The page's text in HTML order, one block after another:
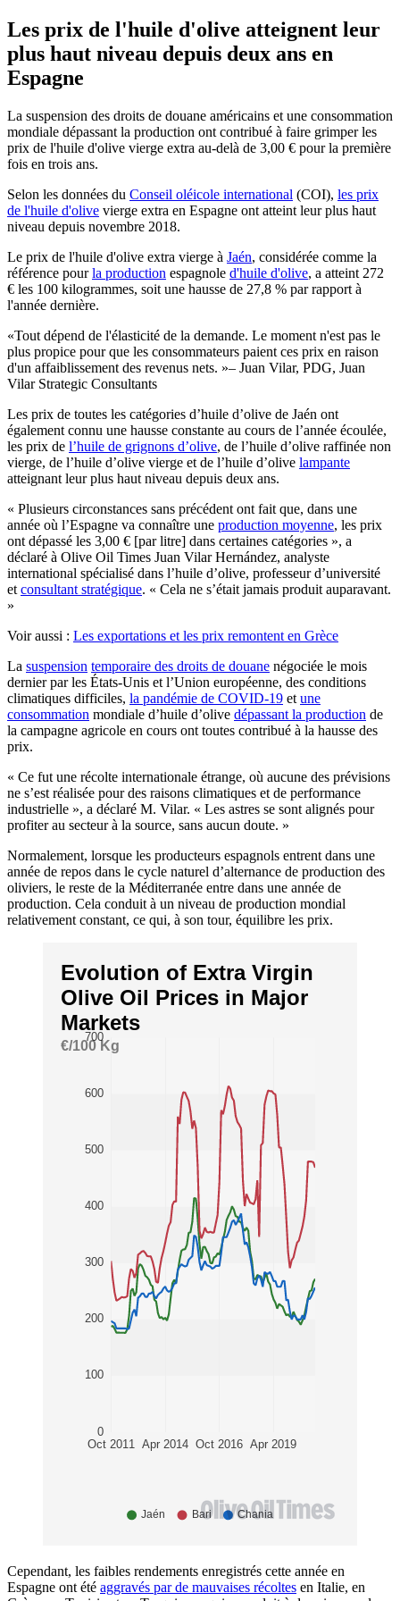
Les prix de l'huile d'olive atteignent leur
plus haut niveau depuis deux ans en
Espagne
La suspension des droits de douane américains et une consommation
mondiale dépassant la production ont contribué à faire grimper les
prix de l'huile d'olive vierge extra au-delà de 3,00 € pour la première
fois en trois ans.
Selon les données du Conseil oléicole international (COI), les prix
de l'huile d'olive vierge extra en Espagne ont atteint leur plus haut
niveau depuis novembre 2018.
Le prix de l'huile d'olive extra vierge à Jaén, considérée comme la
référence pourla production espagnole d'huile d'olive, a atteint 272
€ les 100 kilogrammes, soit une hausse de 27,8 % par rapport à
l'année dernière.
Tout dépend de l'élasticité de la demande. Le moment n'est pas le
plus propice pour que les consommateurs paient ces prix en raison
d'un affaiblissement des revenus nets.
– Juan Vilar, PDG, Juan
Vilar Strategic Consultants
Les prix de toutes les catégories d’huile d’olive de Jaén ont
également connu une hausse constante au cours de l’année écoulée,
les prix de l’huile de grignons d’olive, de l’huile d’olive raffinée non
vierge, de l’huile d’olive vierge et de l’huile d’olive lampante
atteignant leur plus haut niveau depuis deux ans.
« Plusieurs circonstances sans précédent ont fait que, dans une
année où l’Espagne va connaître une production moyenne, les prix
ont dépassé les 3,00 € [par litre] dans certaines catégories », a
déclaré à Olive Oil Times Juan Vilar Hernández, analyste
international spécialisé dans l’huile d’olive, professeur d’université
et consultant stratégique. « Cela ne s’était jamais produit auparavant.
»
Voir aussi : Les exportations et les prix remontent en Grèce
La suspension temporaire des droits de douane négociée le mois
dernier par les États-Unis et l’Union européenne, des conditions
climatiques difficiles, la pandémie de COVID-19 et une
consommation mondiale d’huile d’olive dépassant la production de
la campagne agricole en cours ont toutes contribué à la hausse des
prix.
« Ce fut une récolte internationale étrange, où aucune des prévisions
ne s’est réalisée pour des raisons climatiques et de performance
industrielle », a déclaré M. Vilar. « Les astres se sont alignés pour
profiter au secteur à la source, sans aucun doute. »
Normalement, lorsque les producteurs espagnols entrent dans une
année de repos dans le cycle naturel d’alternance de production des
oliviers, le reste de la Méditerranée entre dans une année de
production. Cela conduit à un niveau de production mondial
relativement constant, ce qui, à son tour, équilibre les prix.
Cependant, les faibles rendements enregistrés cette année en
Espagne ont été aggravés par de mauvaises récoltes en Italie, en